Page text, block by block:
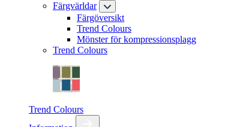
Färgvärldar
Färgöversikt
Trend Colours
Mönster för kompressionsplagg
Trend Colours
Trend Colours